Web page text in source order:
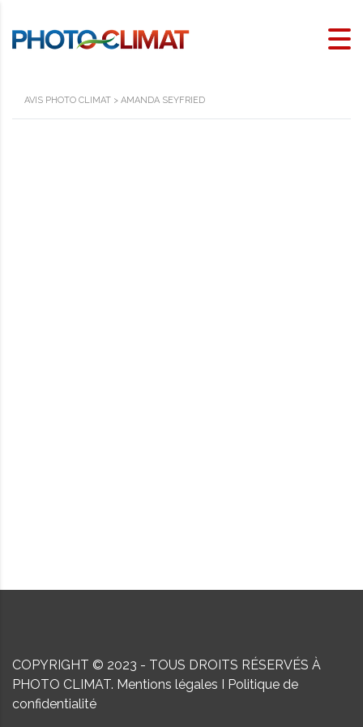
AVIS PHOTO CLIMAT > AMANDA SEYFRIED
COPYRIGHT © 2023 - TOUS DROITS RÉSERVÉS À
PHOTO CLIMAT. Mentions légales I Politique de
confidentialité